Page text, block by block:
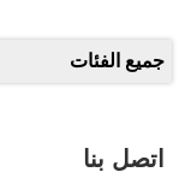
جميع الفئات
اتصل بنا